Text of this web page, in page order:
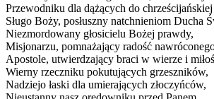
Przewodniku dla dążących do chrześcijańskiej
Sługo Boży, posłuszny natchnieniom Ducha
Niezmordowany głosicielu Bożej prawdy,
Misjonarzu, pomnażający radość
Apostole, utwierdzający braci w wierze i
Wierny rzeczniku pokutujących grzeszników,
Nadziejo łaski dla umierających złoczyńców,